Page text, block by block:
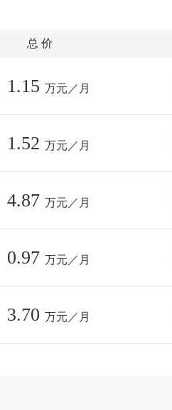
总 价
1.15 万元／月
1.52 万元／月
4.87 万元／月
0.97 万元／月
3.70 万元／月